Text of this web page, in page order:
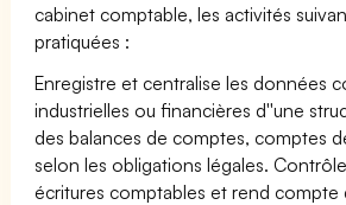
cabinet comptable, les activités
pratiquées :
Enregistre et centralise les données
industrielles ou financières d''une
des balances de comptes, comptes
selon les obligations légales.
écritures comptables et rend compte